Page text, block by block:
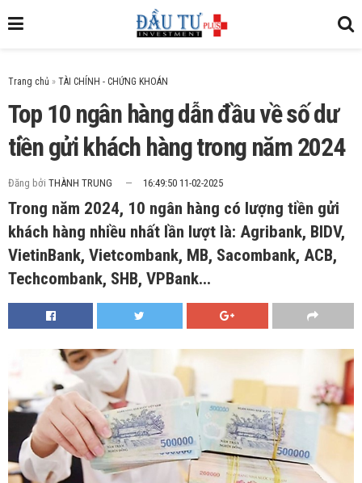
Trang chủ »
Top 10 ngân hàng dẫn đầu về số dư
tiền gửi khách hàng trong năm 2024
Đăng bởi THÀNH TRUNG 16:49:50 11-02-2025
Trong năm 2024, 10 ngân hàng có lượng tiền gửi
khách hàng nhiều nhất lần lượt là: Agribank, BIDV,
VietinBank, Vietcombank, MB, Sacombank, ACB,
Techcombank, SHB, VPBank...